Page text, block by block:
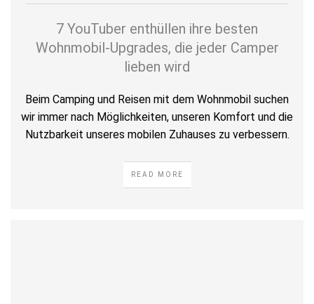
7 YouTuber enthüllen ihre besten
Wohnmobil-Upgrades, die jeder Camper
lieben wird
Beim Camping und Reisen mit dem Wohnmobil suchen
wir immer nach Möglichkeiten, unseren Komfort und die
Nutzbarkeit unseres mobilen Zuhauses zu verbessern.
READ MORE